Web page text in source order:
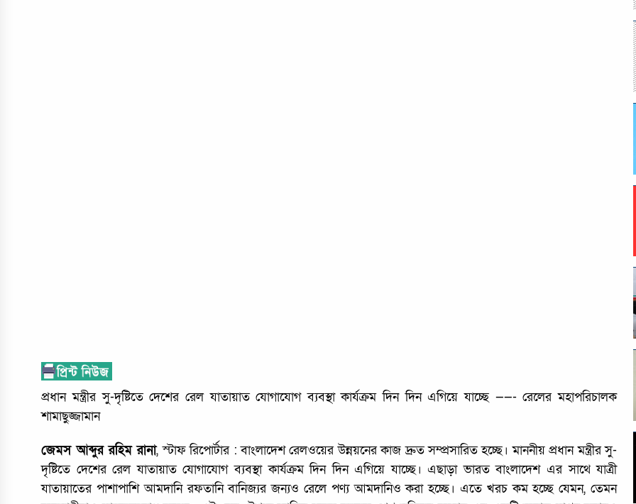
প্রধান মন্ত্রীর সু-দৃষ্টিতে দেশের রেল যাতায়াত যোগাযোগ ব্যবস্থা কার্যক্রম দিন দিন এগিয়ে যাচ্ছে ——- রেলের মহাপরিচালক
শামাছুজ্জামান
জেমস আব্দুর রহিম রানা, স্টাফ রিপোর্টার : বাংলাদেশ রেলওয়ের উন্নয়নের কাজ দ্রুত সম্প্রসারিত হচ্ছে। মাননীয় প্রধান মন্ত্রীর সু-
দৃষ্টিতে দেশের রেল যাতায়াত যোগাযোগ ব্যবস্থা কার্যক্রম দিন দিন এগিয়ে যাচ্ছে। এছাড়া ভারত বাংলাদেশ এর সাথে যাত্রী
যাতায়াতের পাশাপাশি আমদানি রফতানি বানিজ্যর জন্যও রেলে পণ্য আমদানিও করা হচ্ছে। এতে খরচ কম হচ্ছে যেমন, তেমন